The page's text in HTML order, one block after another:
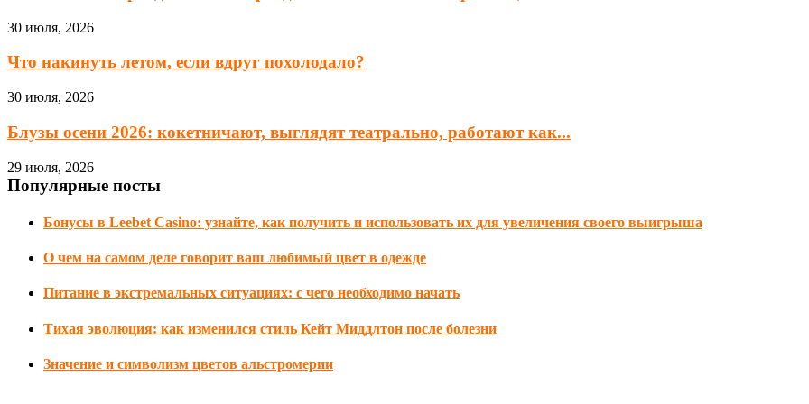
30 июля, 2026
Что накинуть летом, если вдруг похолодало?
30 июля, 2026
Блузы осени 2026: кокетничают, выглядят театрально, работают как...
29 июля, 2026
Популярные посты
Бонусы в Leebet Casino: узнайте, как получить и использовать их для увеличения своего выигрыша
О чем на самом деле говорит ваш любимый цвет в одежде
Питание в экстремальных ситуациях: с чего необходимо начать
Тихая эволюция: как изменился стиль Кейт Миддлтон после болезни
Значение и символизм цветов альстромерии